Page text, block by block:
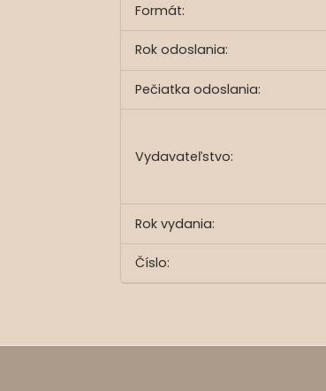
Formát:
Rok odoslania:
Pečiatka odoslania:
Vydavateľstvo:
Rok vydania:
Číslo: